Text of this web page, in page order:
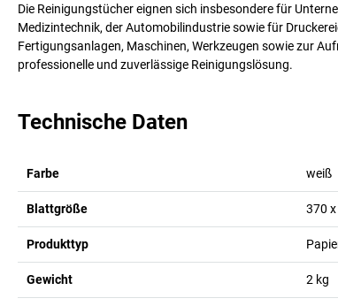
Die Reinigungstücher eignen sich insbesondere für
Medizintechnik, der Automobilindustrie sowie für
Fertigungsanlagen, Maschinen, Werkzeugen sowie zur
professionelle und zuverlässige Reinigungslösung.
Technische Daten
Farbe weiß
Blattgröße 370
Produkttyp
Gewicht 2 kg